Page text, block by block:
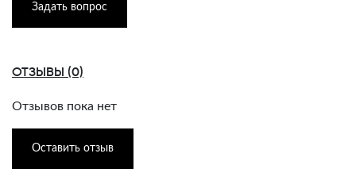
Задать вопрос
ОТЗЫВЫ (0)
Отзывов пока нет
Оставить отзыв